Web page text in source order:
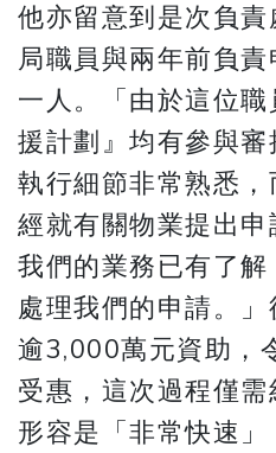
他亦留意到是次負
局職員與兩年前負
一人。「由於這位
援計劃』均有參與
執行細節非常熟悉
經就有關物業提出
我們的業務已有了
處理我們的申請。
逾3,000萬元資助，
受惠，這次過程僅
形容是「非常快速